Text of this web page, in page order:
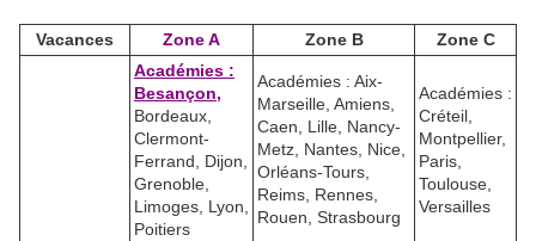
Vacances Zone A Zone B
Zone C
Académies :
Besançon,
Bordeaux,
Clermont-
Ferrand, Dijon,
Grenoble,
Limoges, Lyon,
Poitiers
Académies : Aix-
Marseille, Amiens,
Caen, Lille, Nancy-
Metz, Nantes, Nice,
Orléans-Tours,
Reims, Rennes,
Rouen, Strasbourg
Académies :
Créteil,
Montpellier,
Paris,
Toulouse,
Versailles